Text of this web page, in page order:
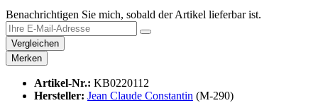
Benachrichtigen Sie mich, sobald der Artikel lieferbar ist.
Vergleichen
Merken
Artikel-Nr.: KB0220112
Hersteller: Jean Claude Constantin (M-290)